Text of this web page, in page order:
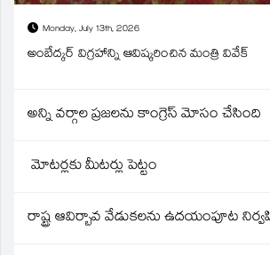
Monday, July 13th, 2026
అంబేద్కర్ విగ్రహాన్ని ఆవిష్కరించిన మంత్రి వివేక్
అన్ని వర్గాల ప్రజలను కాంగ్రెస్ మోసం చేసింది
మోటర్లకు మీటర్లు పెట్టం
రాష్ట్ర ఆవిర్బావ వేడుకలను ఉదయంపూట